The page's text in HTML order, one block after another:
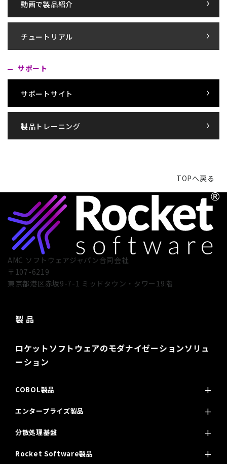
動画で製品紹介
チュートリアル
サポート
サポートサイト
製品トレーニング
TOPへ戻る
AMC ソフトウェアジャパン合同会社
〒107-6219
東京都港区赤坂9-7-1 ミッドタウン・タワー19階
製 品
ロケットソフトウェアのモダナイゼーションソリュ
ーション
COBOL製品
エンタープライズ製品
分散処理基盤
Rocket Software製品